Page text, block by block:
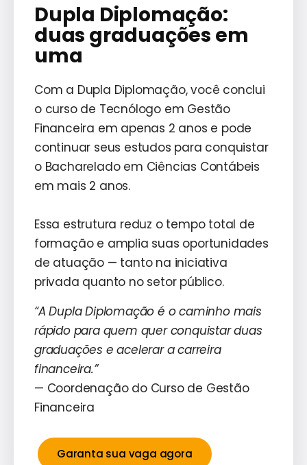
Dupla Diplomação:
duas graduações em
uma
Com a Dupla Diplomação, você conclui
o curso de Tecnólogo em Gestão
Financeira em apenas 2 anos e pode
continuar seus estudos para conquistar
o Bacharelado em Ciências Contábeis
em mais 2 anos.
Essa estrutura reduz o tempo total de
formação e amplia suas oportunidades
de atuação — tanto na iniciativa
privada quanto no setor público.
“A Dupla Diplomação é o caminho mais
rápido para quem quer conquistar duas
graduações e acelerar a carreira
financeira.”
— Coordenação do Curso de Gestão
Financeira
Garanta sua vaga agora